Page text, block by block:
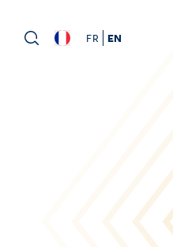
FR EN